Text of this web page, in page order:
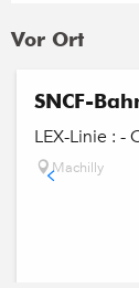
Vor Ort
SNCF-
LEX-Linie : -
Machilly